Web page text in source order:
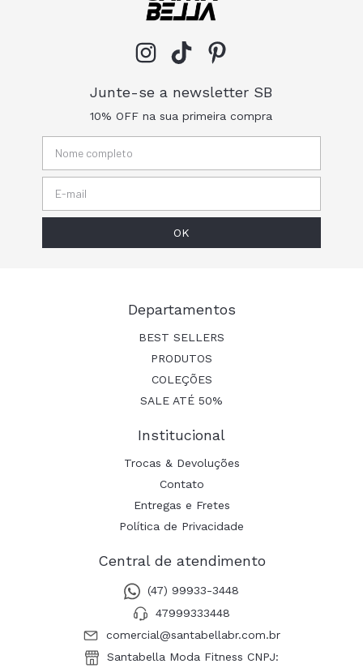
Junte-se a newsletter SB
10% OFF na sua primeira compra
Departamentos
BEST SELLERS
PRODUTOS
COLEÇÕES
SALE ATÉ 50%
Institucional
Trocas & Devoluções
Contato
Entregas e Fretes
Política de Privacidade
Central de atendimento
(47) 99933-3448
47999333448
comercial@santabellabr.com.br
Santabella Moda Fitness CNPJ: